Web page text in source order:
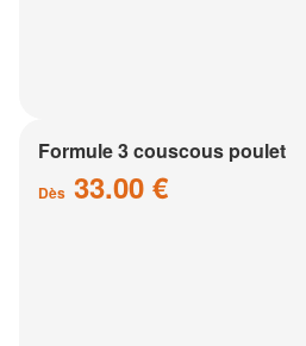
Formule 3 couscous poulet
Dès 33.00 €